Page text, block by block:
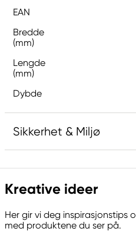
EAN
Bredde
(mm)
Lengde
(mm)
Dybde
Sikkerhet & Miljø
Ansvarlig EU
Derwent
Siemensstraße 64
70469 Stuttgart, Germany
Kreative ideer
Her gir vi deg inspirasjonstips
med produktene du ser på.